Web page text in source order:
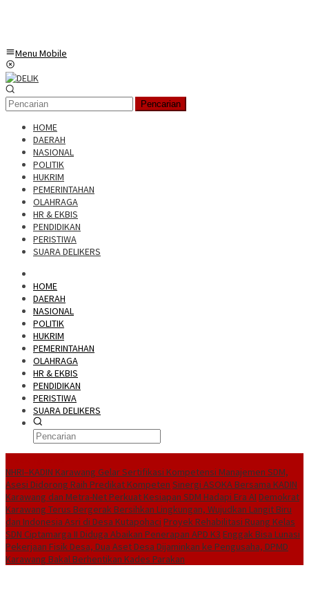
Menu Mobile
Pencarian
HOME
DAERAH
NASIONAL
POLITIK
HUKRIM
PEMERINTAHAN
OLAHRAGA
HR & EKBIS
PENDIDIKAN
PERISTIWA
SUARA DELIKERS
HOME
DAERAH
NASIONAL
POLITIK
HUKRIM
PEMERINTAHAN
OLAHRAGA
HR & EKBIS
PENDIDIKAN
PERISTIWA
SUARA DELIKERS
NHRI–KADIN Karawang Gelar Sertifikasi Kompetensi Manajemen SDM,
Asesi Didorong Raih Predikat Kompeten Sinergi ASOKA Bersama KADIN
Karawang dan Metra-Net Perkuat Kesiapan SDM Hadapi Era AI Demokrat
Karawang Terus Bergerak Bersihkan Lingkungan, Wujudkan Langit Biru
dan Indonesia Asri di Desa Kutapohaci Proyek Rehabilitasi Ruang Kelas
SDN Ciptamarga II Diduga Abaikan Penerapan APD K3 Enggak Bisa Lunasi
Pekerjaan Fisik Desa, Dua Aset Desa Dijaminkan ke Pengusaha, DPMD
Karawang Bakal Berhentikan Kades Parakan